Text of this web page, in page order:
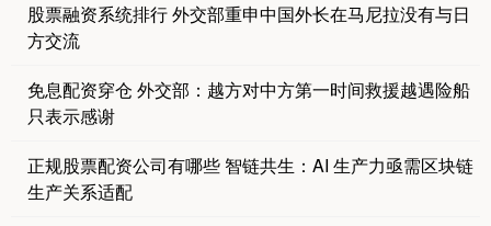
股票融资系统排行 外交部重申中国外长在马尼拉没有与日
方交流
免息配资穿仓 外交部：越方对中方第一时间救援越遇险船
只表示感谢
正规股票配资公司有哪些 智链共生：AI 生产力亟需区块链
生产关系适配